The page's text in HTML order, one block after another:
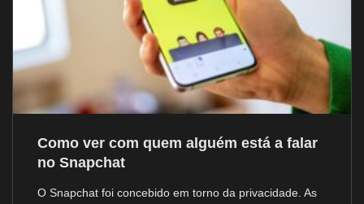
Como ver com quem alguém está a falar
no Snapchat
O Snapchat foi concebido em torno da privacidade. As